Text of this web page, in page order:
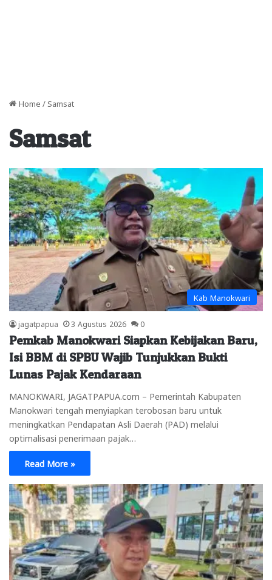
Home / Samsat
Samsat
Kab Manokwari
jagatpapua 3 Agustus 2026 0
Pemkab Manokwari Siapkan Kebijakan Baru,
Isi BBM di SPBU Wajib Tunjukkan Bukti
Lunas Pajak Kendaraan
MANOKWARI, JAGATPAPUA.com – Pemerintah Kabupaten
Manokwari tengah menyiapkan terobosan baru untuk
meningkatkan Pendapatan Asli Daerah (PAD) melalui
optimalisasi penerimaan pajak…
Read More »